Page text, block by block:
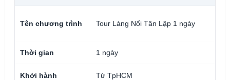
Tên chương trình Tour Làng Nổi Tân Lập 1 ngày
Thời gian 1 ngày
Khởi hành Từ TpHCM